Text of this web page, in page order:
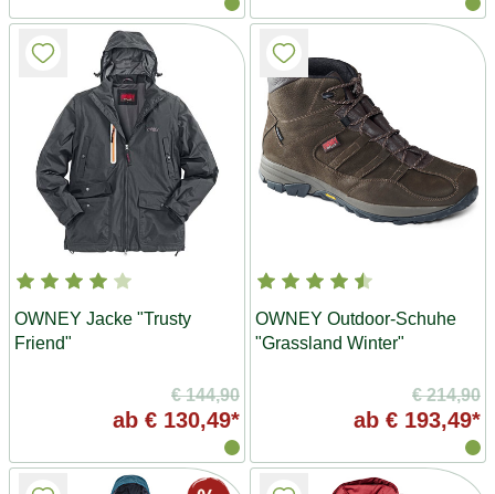
OWNEY Jacke "Trusty
Friend"
€ 144,90
ab € 130,49*
OWNEY Outdoor-Schuhe
"Grassland Winter"
€ 214,90
ab € 193,49*